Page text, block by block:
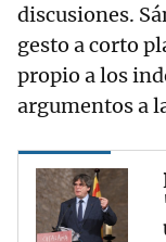
discusiones.
gesto a corto
propio a los
argumentos a